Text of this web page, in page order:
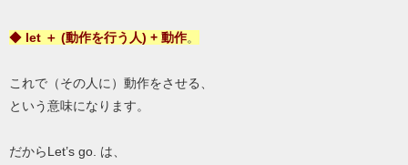
◆ let ＋ (動作を行う人) + 動作。
これで（その人に）動作をさせる、
という意味になります。
だからLet’s go. は、